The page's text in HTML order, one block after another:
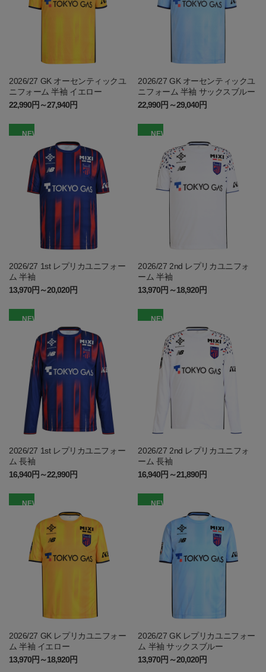
2026/27 GK オーセンティックユ
ニフォーム 半袖 イエロー
22,990円～27,940円
2026/27 GK オーセンティックユ
ニフォーム 半袖 サックスブルー
22,990円～29,040円
NEW
2026/27 1st レプリカユニフォー
ム 半袖
13,970円～20,020円
NEW
2026/27 2nd レプリカユニフォ
ーム 半袖
13,970円～18,920円
NEW
2026/27 1st レプリカユニフォー
ム 長袖
16,940円～22,990円
NEW
2026/27 2nd レプリカユニフォ
ーム 長袖
16,940円～21,890円
NEW
2026/27 GK レプリカユニフォー
ム 半袖 イエロー
13,970円～18,920円
NEW
2026/27 GK レプリカユニフォー
ム 半袖 サックスブルー
13,970円～20,020円